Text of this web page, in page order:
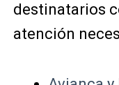
destinatarios
atención